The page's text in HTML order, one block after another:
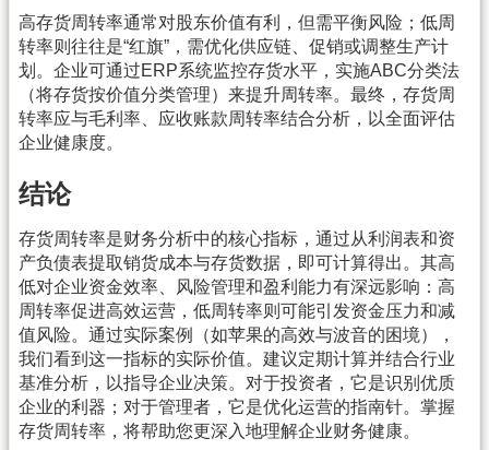
高存货周转率通常对股东价值有利，但需平衡风险；低周
转率则往往是“红旗”，需优化供应链、促销或调整生产计
划。企业可通过ERP系统监控存货水平，实施ABC分类法
（将存货按价值分类管理）来提升周转率。最终，存货周
转率应与毛利率、应收账款周转率结合分析，以全面评估
企业健康度。
结论
存货周转率是财务分析中的核心指标，通过从利润表和资
产负债表提取销货成本与存货数据，即可计算得出。其高
低对企业资金效率、风险管理和盈利能力有深远影响：高
周转率促进高效运营，低周转率则可能引发资金压力和减
值风险。通过实际案例（如苹果的高效与波音的困境），
我们看到这一指标的实际价值。建议定期计算并结合行业
基准分析，以指导企业决策。对于投资者，它是识别优质
企业的利器；对于管理者，它是优化运营的指南针。掌握
存货周转率，将帮助您更深入地理解企业财务健康。